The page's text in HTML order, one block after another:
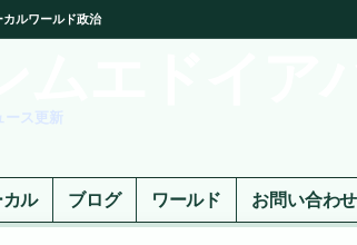
カルワールド政治
ス更新
カル ブログ ワールド お問い合わせ